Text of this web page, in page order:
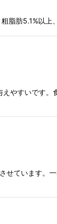
脂肪5.1%以上
やすいです。
せています。